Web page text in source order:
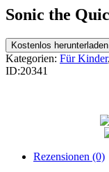
Sonic the
Kostenlos herunterladen
Kategorien: Für Kinder,
ID:20341
Rezensionen (0)